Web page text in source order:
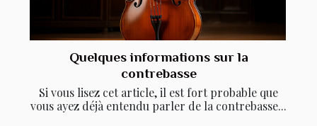
Quelques informations sur la
contrebasse
Si vous lisez cet article, il est fort probable que
vous ayez déjà entendu parler de la contrebasse...